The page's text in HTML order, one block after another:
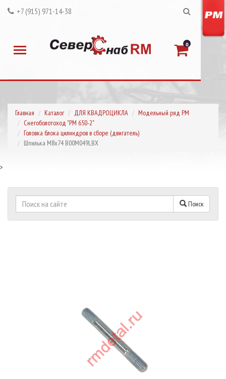
+7 (915) 971-14-38
0
Главная Каталог ДЛЯ КВАДРОЦИКЛА
Модельный ряд РМ
Снегоболотоход "РМ 650-2"
Головка блока цилиндров в сборе (двигатель)
Шпилька М8х74 B00M049LBX
>
Поиск